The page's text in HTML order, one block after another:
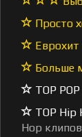
Просто
Больше
TOP POP
TOP Hip
Hop